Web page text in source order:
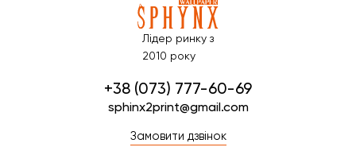
Лідер ринку з
2010 року
+38 (073) 777-60-69
sphinx2print@gmail.com
Замовити дзвінок